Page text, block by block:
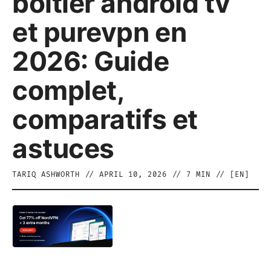
et purevpn en
2026: Guide
complet,
comparatifs et
astuces
TARIQ ASHWORTH // APRIL 10, 2026 // 7 MIN // [ EN